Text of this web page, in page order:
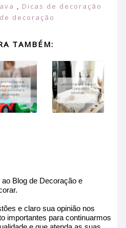
, Dicas de decoração
decoração
TAMBÉM:
Blog de Decoração e
e claro sua opinião nos
importantes para continuarmos